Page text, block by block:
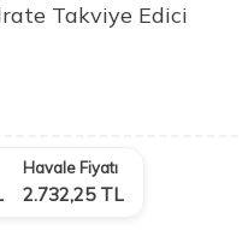
Takviye Edici
Havale Fiyatı
2.732,25TL